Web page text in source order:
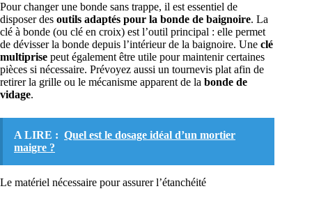
Pour changer une bonde sans trappe, il est essentiel de
disposer des outils adaptés pour la bonde de baignoire. La
clé à bonde (ou clé en croix) est l’outil principal : elle permet
de dévisser la bonde depuis l’intérieur de la baignoire. Une clé
multiprise peut également être utile pour maintenir certaines
pièces si nécessaire. Prévoyez aussi un tournevis plat afin de
retirer la grille ou le mécanisme apparent de la bonde de
vidage.
A LIRE : Quel est le dosage idéal d’un mortier
maigre ?
Le matériel nécessaire pour assurer l’étanchéité